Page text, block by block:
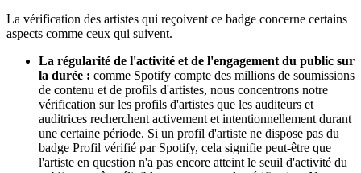
La vérification des artistes qui reçoivent ce badge concerne certains
aspects comme ceux qui suivent.
La régularité de l'activité et de l'engagement du public sur
la durée : comme Spotify compte des millions de soumissions
de contenu et de profils d'artistes, nous concentrons notre
vérification sur les profils d'artistes que les auditeurs et
auditrices recherchent activement et intentionnellement durant
une certaine période. Si un profil d'artiste ne dispose pas du
badge Profil vérifié par Spotify, cela signifie peut-être que
l'artiste en question n'a pas encore atteint le seuil d'activité du